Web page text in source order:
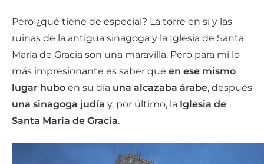
Pero ¿qué tiene de especial? La torre en sí y las
ruinas de la antigua sinagoga y la Iglesia de Santa
María de Gracia son una maravilla. Pero para mí lo
más impresionante es saber que en ese mismo
lugar hubo en su día una alcazaba árabe, después
una sinagoga judía y, por último, la Iglesia de
Santa María de Gracia.